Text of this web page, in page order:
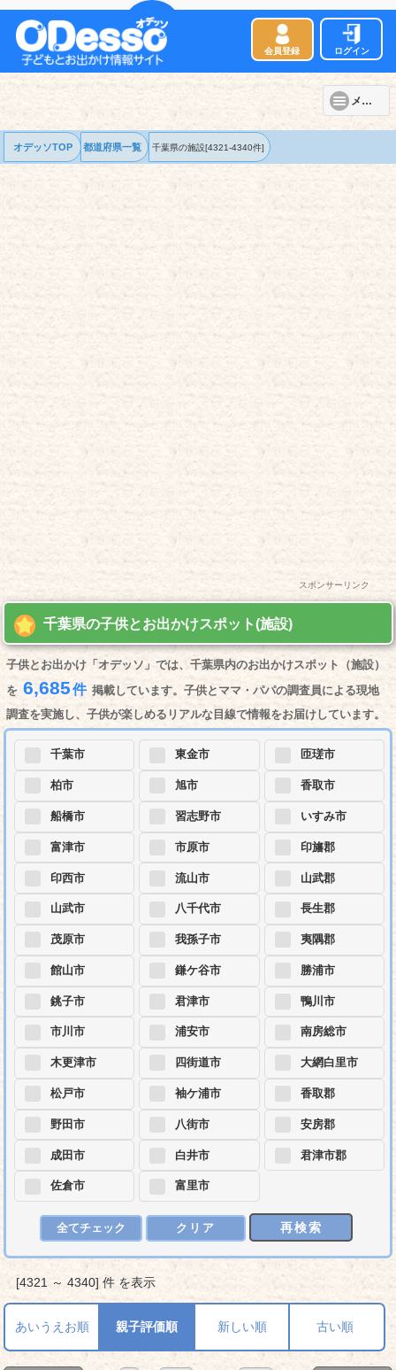
会員登録 ログイン
メニュー
オデッソTOP 都道府県一覧 千葉県の施設[4321-4340件]
スポンサーリンク
千葉県の子供とお出かけスポット(施設)
子供とお出かけ「オデッソ」では、千葉県内のお出かけスポット（施設）
を 6,685件 掲載しています。子供とママ・パパの調査員による現地
調査を実施し、子供が楽しめるリアルな目線で情報をお届けしています。
千葉市
柏市
船橋市
富津市
印西市
山武市
茂原市
館山市
銚子市
市川市
木更津市
松戸市
野田市
成田市
佐倉市
東金市
旭市
習志野市
市原市
流山市
八千代市
我孫子市
鎌ケ谷市
君津市
浦安市
四街道市
袖ケ浦市
八街市
白井市
富里市
匝瑳市
香取市
いすみ市
印旛郡
山武郡
長生郡
夷隅郡
勝浦市
鴨川市
南房総市
大網白里市
香取郡
安房郡
君津市郡
全てチェック クリア 再検索
[4321 ～ 4340] 件 を表示
あいうえお順 親子評価順 新しい順 古い順